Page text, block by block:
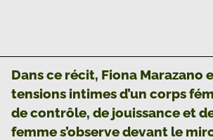
Dans ce récit, Fiona Marazano
tensions intimes d’un corps
de contrôle, de jouissance et
femme s’observe devant le